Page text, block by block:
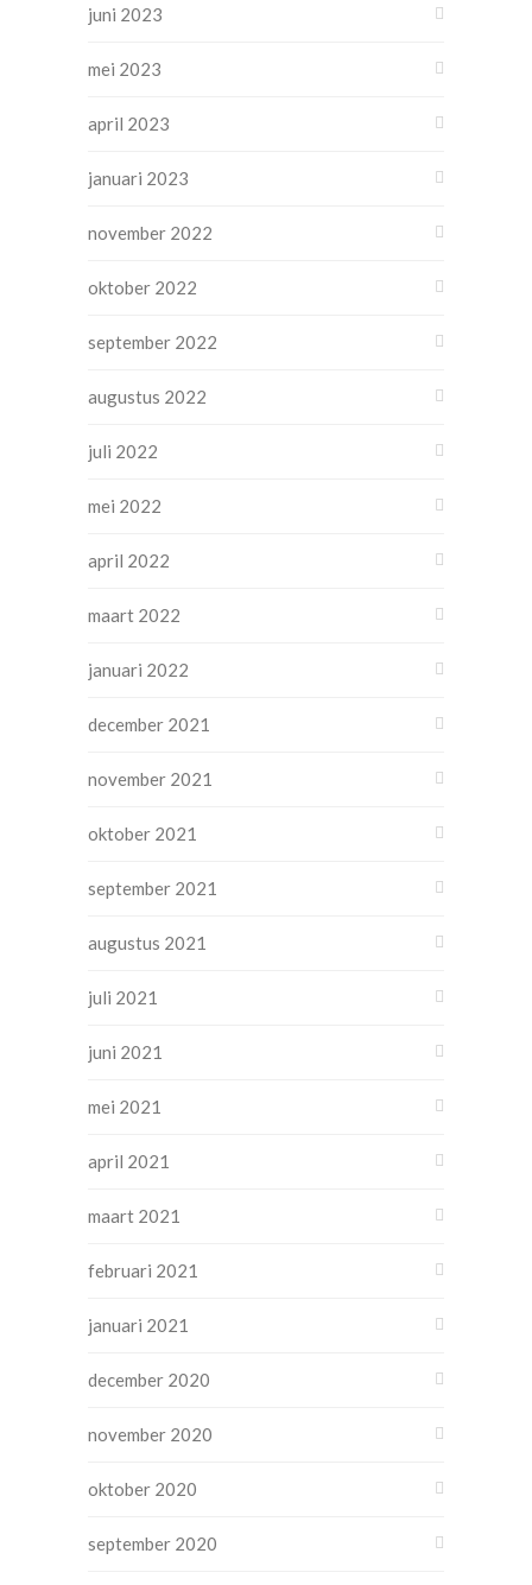
juni 2023
mei 2023
april 2023
januari 2023
november 2022
oktober 2022
september 2022
augustus 2022
juli 2022
mei 2022
april 2022
maart 2022
januari 2022
december 2021
november 2021
oktober 2021
september 2021
augustus 2021
juli 2021
juni 2021
mei 2021
april 2021
maart 2021
februari 2021
januari 2021
december 2020
november 2020
oktober 2020
september 2020